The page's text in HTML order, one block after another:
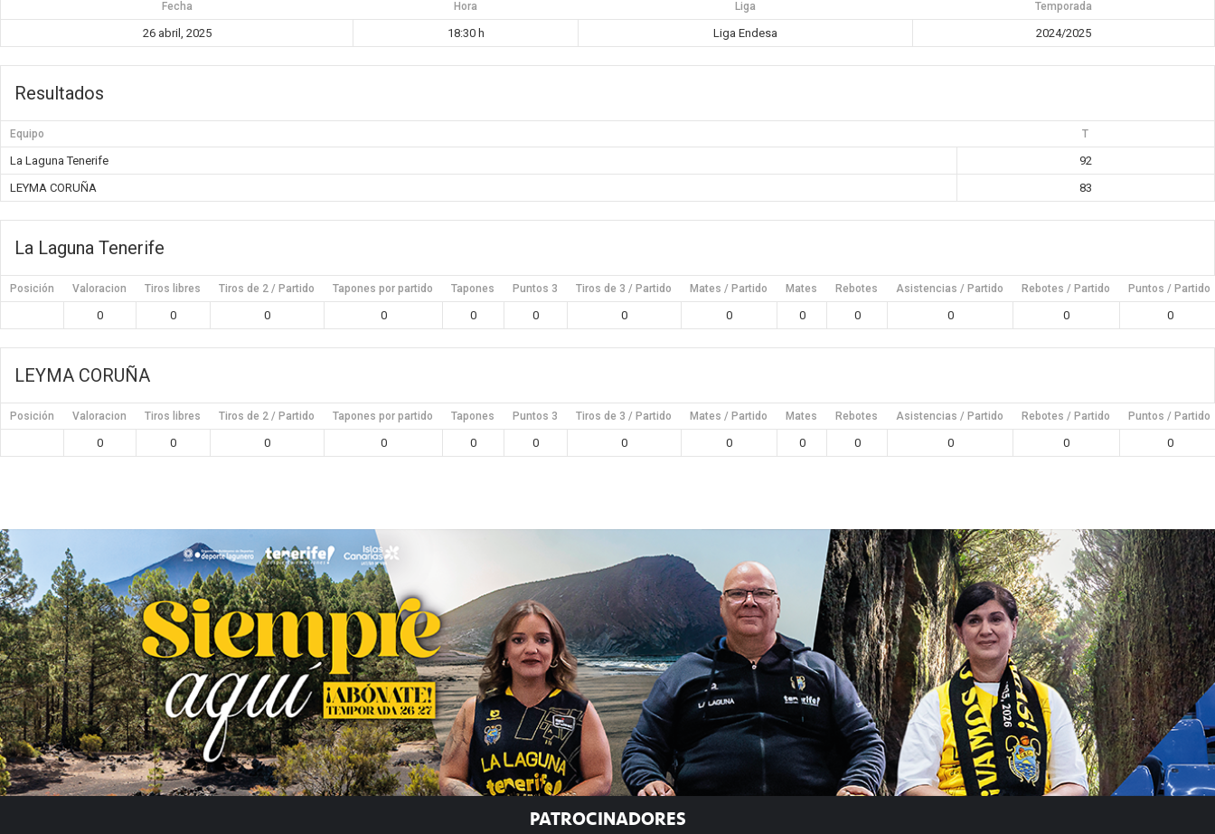
Fecha Hora Liga Temporada
26 abril, 2025 18:30 h Liga Endesa 2024/2025
Resultados
Equipo T
La Laguna Tenerife
92
LEYMA CORUÑA
83
La Laguna Tenerife
Posición Valoracion Tiros libres Tiros de 2 / Partido Tapones por partido Tapones Puntos 3 Tiros de 3 / Partido Mates / Partido Mates Rebotes Asistencias / Partido Rebotes / Partido Puntos / Partido
0 0 0 0 0 0 0 0 0 0 0 0 0
LEYMA CORUÑA
Posición Valoracion Tiros libres Tiros de 2 / Partido Tapones por partido Tapones Puntos 3 Tiros de 3 / Partido Mates / Partido Mates Rebotes Asistencias / Partido Rebotes / Partido Puntos / Partido
0 0 0 0 0 0 0 0 0 0 0 0 0
PATROCINADORES